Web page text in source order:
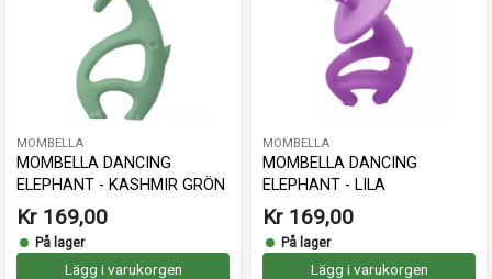
MOMBELLA
MOMBELLA DANCING
ELEPHANT - KASHMIR GRÖN
Kr 169,00
På lager
Lägg i varukorgen
MOMBELLA
MOMBELLA DANCING
ELEPHANT - LILA
Kr 169,00
På lager
Lägg i varukorgen